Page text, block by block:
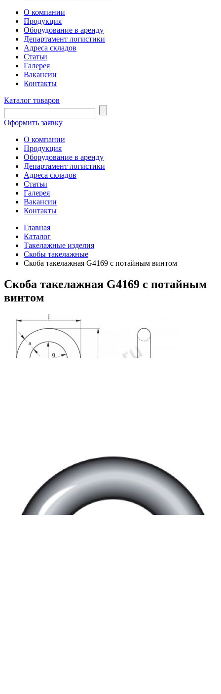
О компании
Продукция
Оборудование в аренду
Департамент логистики
Адреса складов
Статьи
Галерея
Вакансии
Контакты
Каталог товаров
Оформить заявку
О компании
Продукция
Оборудование в аренду
Департамент логистики
Адреса складов
Статьи
Галерея
Вакансии
Контакты
Главная
Каталог
Такелажные изделия
Скобы такелажные
Скоба такелажная G4169 с потайным винтом
Скоба такелажная G4169 с потайным
винтом